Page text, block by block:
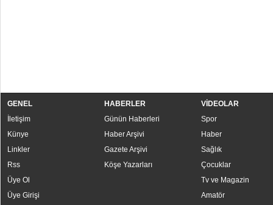
GENEL
İletişim
Künye
Linkler
Rss
Üye Ol
Üye Girişi
HABERLER
Günün Haberleri
Haber Arşivi
Gazete Arşivi
Köşe Yazarları
VİDEOLAR
Spor
Haber
Sağlık
Çocuklar
Tv ve Magazin
Amatör